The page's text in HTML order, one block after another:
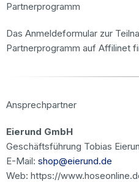
Partnerprogramm
Das Anmeldeformular zur
Partnerprogramm auf Affilinet
Ansprechpartner
Eierund GmbH
Geschäftsführung Tobias
E-Mail: shop@eierund.de
Web: https://